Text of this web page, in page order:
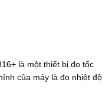
là một thiết bị đo tốc
của máy là đo nhiệt độ